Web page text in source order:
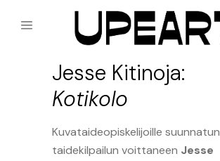
Jesse Kitinoja:
Kotikolo
Kuvataideopiskelijoille suunnatun
taidekilpailun voittaneen Jesse